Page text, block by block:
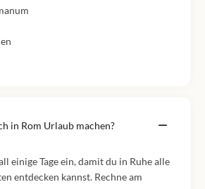
in Rom Urlaub machen?
einige Tage ein, damit du in Ruhe alle
entdecken kannst. Rechne am